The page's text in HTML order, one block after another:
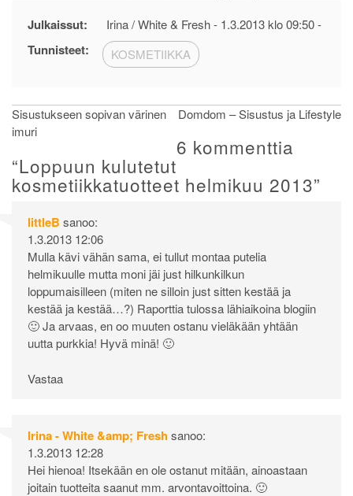
Julkaissut: Irina / White & Fresh - 1.3.2013 klo 09:50-
Tunnisteet: KOSMETIIKKA
Artikkelien
selaus
Sisustukseen sopivan värinen
imuri
Domdom – Sisustus ja Lifestyle
6 kommenttia
“Loppuun kulutetut
kosmetiikkatuotteet helmikuu 2013”
littleB sanoo:
1.3.2013 12:06
Mulla kävi vähän sama, ei tullut montaa putelia
helmikuulle mutta moni jäi just hilkunkilkun
loppumaisilleen (miten ne silloin just sitten kestää ja
kestää ja kestää…?) Raporttia tulossa lähiaikoina blogiin
🙂 Ja arvaas, en oo muuten ostanu vieläkään yhtään
uutta purkkia! Hyvä minä! 🙂
Vastaa
Irina - White &amp; Freshsanoo:
1.3.2013 12:28
Hei hienoa! Itsekään en ole ostanut mitään, ainoastaan
joitain tuotteita saanut mm. arvontavoittoina. 🙂